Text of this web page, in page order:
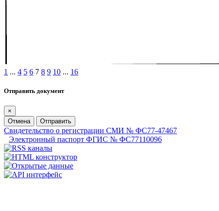
1 ... 4 5 6 7 8 9 10 ... 16
Отправить документ
×
Отмена
Отправить
Свидетельство о регистрации СМИ № ФС77-47467
Электронный паспорт ФГИС № ФС77110096